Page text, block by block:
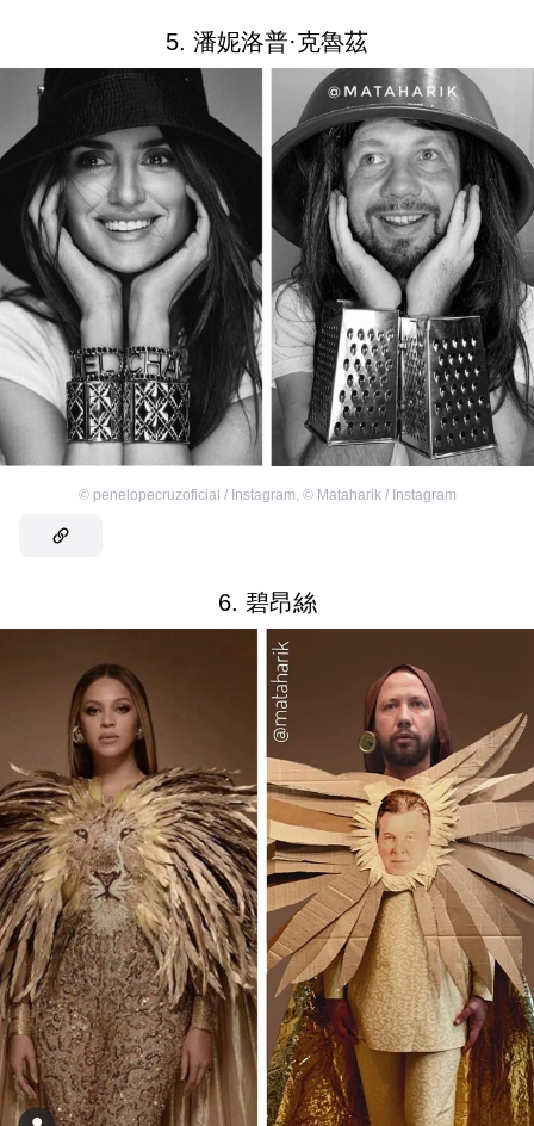
5. 潘妮洛普·克魯茲
© penelopecruzoficial / Instagram, © Mataharik / Instagram
6. 碧昂絲